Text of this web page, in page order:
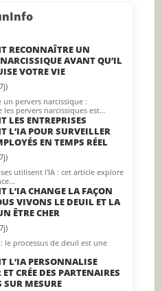
RECONNAÎTRE UN
NARCISSIQUE AVANT QU’IL
VOTRE VIE
un pervers narcissique :
les pervers narcissiques est…
LES ENTREPRISES
L’IA POUR SURVEILLER
EN TEMPS RÉEL
utilisent l'IA : cet article explore
L’IA CHANGE LA FAÇON
VIVONS LE DEUIL ET LA
ÊTRE CHER
le processus de deuil est une
L’IA PERSONNALISE
CRÉE DES PARTENAIRES
SUR MESURE